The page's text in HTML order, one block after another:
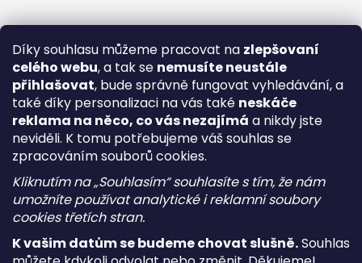
Díky souhlasu můžeme pracovat na zlepšovaní
celého webu, a tak se nemusíte neustále
přihlašovat, bude správně fungovat vyhledávání, a
také díky personalizaci na vás také neskáče
reklama na něco, co vás nezajímá a nikdy jste
neviděli. K tomu potřebujeme váš souhlas se
zpracováním souborů cookies.
Kliknutím na „Souhlasím“ souhlasíte s tím, že nám
umožníte používat analytické i reklamní soubory
cookies třetích stran.
K vašim datům se budeme chovat slušně.Souhlas